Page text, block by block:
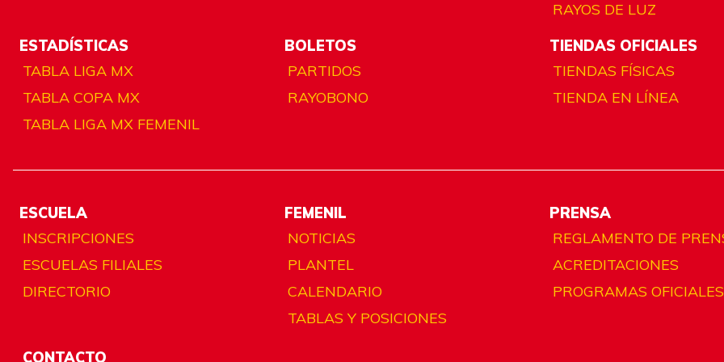
RAYOS DE LUZ
ESTADÍSTICAS
TABLA LIGA MX
TABLA COPA MX
TABLA LIGA MX FEMENIL
BOLETOS
PARTIDOS
RAYOBONO
TIENDAS OFICIALES
TIENDAS FÍSICAS
TIENDA EN LÍNEA
ESCUELA
INSCRIPCIONES
ESCUELAS FILIALES
DIRECTORIO
FEMENIL
NOTICIAS
PLANTEL
CALENDARIO
TABLAS Y POSICIONES
PRENSA
REGLAMENTO DE
ACREDITACIONES
PROGRAMAS OFICIALES
CONTACTO